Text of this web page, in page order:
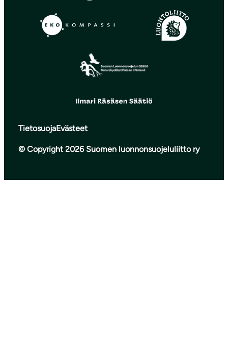
TietosuojaEvästeet
© Copyright 2026 Suomen luonnonsuojeluliitto ry